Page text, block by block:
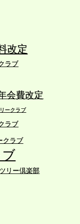
渡について
(株)
「市原京急
る(株)市原
り受ける株
締結したと発
いて
改定しま
】
円
改定
ラブ
会費改定
ークラブ
ラブ
クラブ
リー倶楽部